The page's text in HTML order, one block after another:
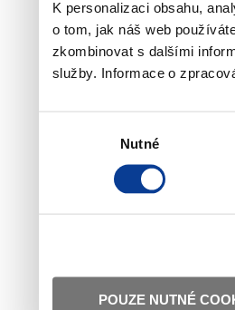
K personalizaci obsahu,
o tom, jak náš web
zkombinovat s dalšími
služby. Informace o
Nutné
POUZE NUTNÉ